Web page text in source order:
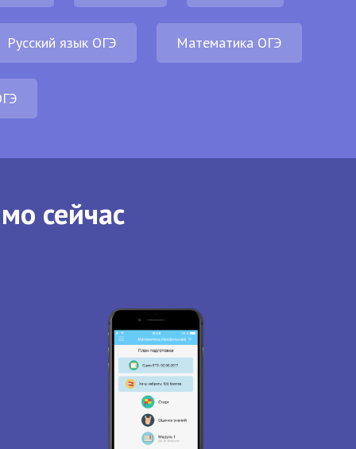
Русский язык ОГЭ Математика ОГЭ
сейчас